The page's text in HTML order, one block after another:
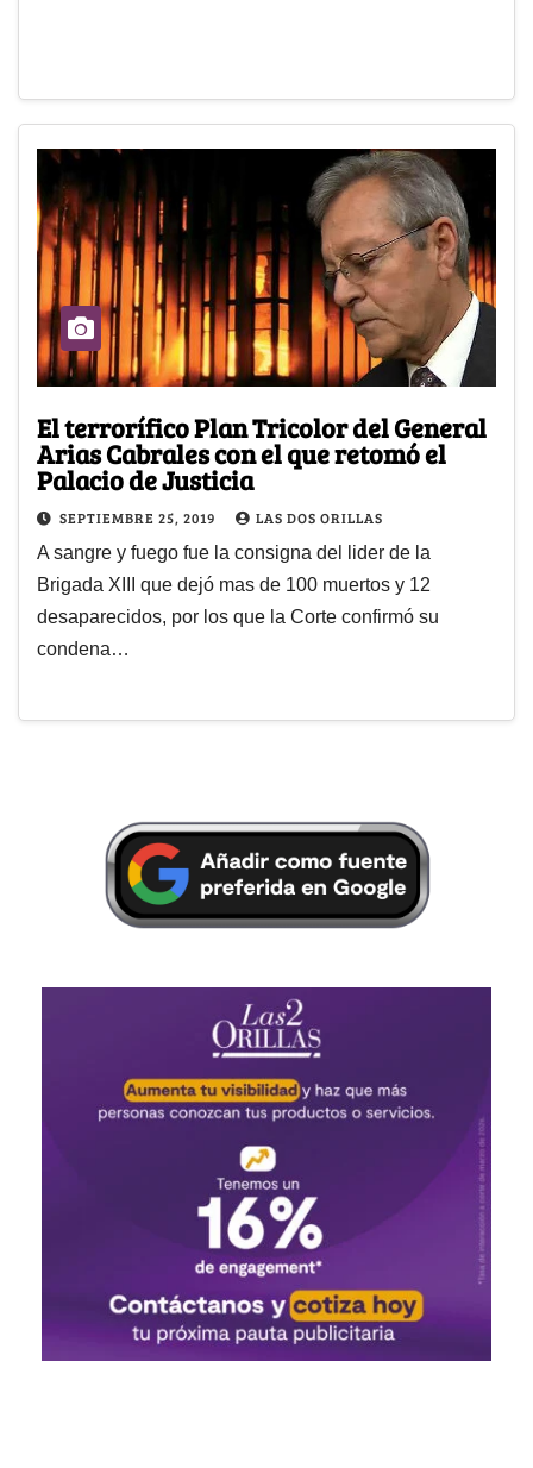
El terrorífico Plan Tricolor del General
Arias Cabrales con el que retomó el
Palacio de Justicia
SEPTIEMBRE 25, 2019 LAS DOS ORILLAS
A sangre y fuego fue la consigna del lider de la
Brigada XIII que dejó mas de 100 muertos y 12
desaparecidos, por los que la Corte confirmó su
condena…